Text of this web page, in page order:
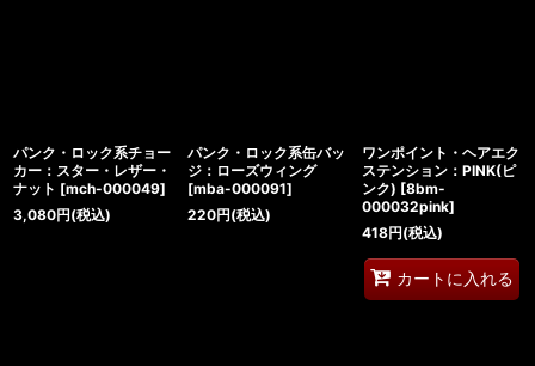
パンク・ロック系チョー
カー：スター・レザー・
ナット [mch-000049]
3,080円(税込)
パンク・ロック系缶バッ
ジ：ローズウィング
[mba-000091]
220円(税込)
ワンポイント・ヘアエク
ステンション：PINK(ピ
ンク) [8bm-
000032pink]
418円(税込)
カートに入れる